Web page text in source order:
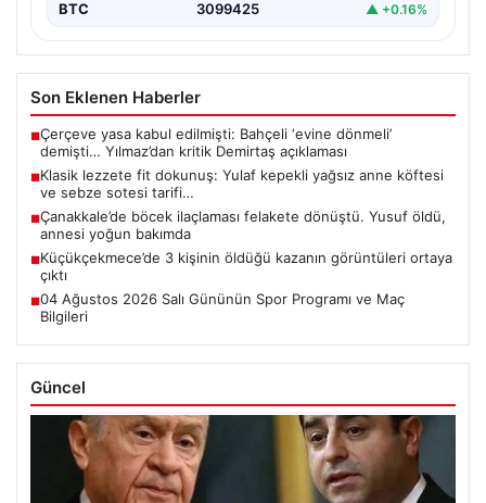
BTC 3099425 ▲ +0.16%
Son Eklenen Haberler
■Çerçeve yasa kabul edilmişti: Bahçeli ‘evine dönmeli’
demişti… Yılmaz’dan kritik Demirtaş açıklaması
■Klasik lezzete fit dokunuş: Yulaf kepekli yağsız anne köftesi
ve sebze sotesi tarifi…
■Çanakkale’de böcek ilaçlaması felakete dönüştü. Yusuf öldü,
annesi yoğun bakımda
■Küçükçekmece’de 3 kişinin öldüğü kazanın görüntüleri ortaya
çıktı
■04 Ağustos 2026 Salı Gününün Spor Programı ve Maç
Bilgileri
Güncel